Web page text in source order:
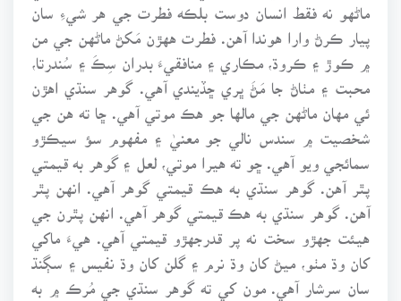
ماڻهو نه فقط انسان دوست بلڪه فطرت جي هر شيءِ سان
پيار ڪرڻ وارا هوندا آهن. فطرت ههڙن مَکڻ ماڻهن جي من
۾ ڪوڙ ۽ ڪروڌ، مڪاري ۽ منافقيءَ بدران سِڪَ ۽ سُندرتا،
محبت ۽ مٺاڻ جا مَڻَ ڀري ڇڏيندي آهي. گوهر سنڌي اهڙن
ئي مهان ماڻهن جي مالها جو هڪ موتي آهي. ڇا ته هن جي
شخصيت ۾ سندس نالي جو معنيٰ ۽ مفهوم سؤ سيڪڙو
سمائجي ويو آهي. ڇو ته هيرا موتي، لعل ۽ گوهر به قيمتي
پٿر آهن. گوهر سنڌي به هڪ قيمتي گوهر آهي. انهن پٿر
آهن. گوهر سنڌي به هڪ قيمتي گوهر آهي. انهن پٿرن جي
هيئت جهڙو سخت نه پر قدرجهڙو قيمتي آهي. هيءَ ماکي
کان وڌ مٺو، ميڻ کان وڌ نرم ۽ گلن کان وڌ نفيس ۽ سڳنڌ
سان سرشار آهي. مون کي ته گوهر سنڌي جي مُرڪ ۾ به